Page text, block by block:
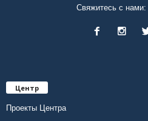
Свяжитесь с нами:
Центр
Проекты Центра